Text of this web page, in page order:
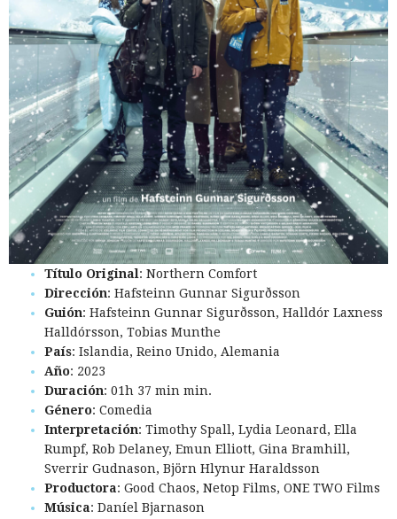
Título Original: Northern Comfort
Dirección: Hafsteinn Gunnar Sigurðsson
Guión: Hafsteinn Gunnar Sigurðsson, Halldór Laxness
Halldórsson, Tobias Munthe
País: Islandia, Reino Unido, Alemania
Año: 2023
Duración: 01h 37 min min.
Género: Comedia
Interpretación: Timothy Spall, Lydia Leonard, Ella
Rumpf, Rob Delaney, Emun Elliott, Gina Bramhill,
Sverrir Gudnason, Björn Hlynur Haraldsson
Productora: Good Chaos, Netop Films, ONE TWO Films
Música: Daníel Bjarnason